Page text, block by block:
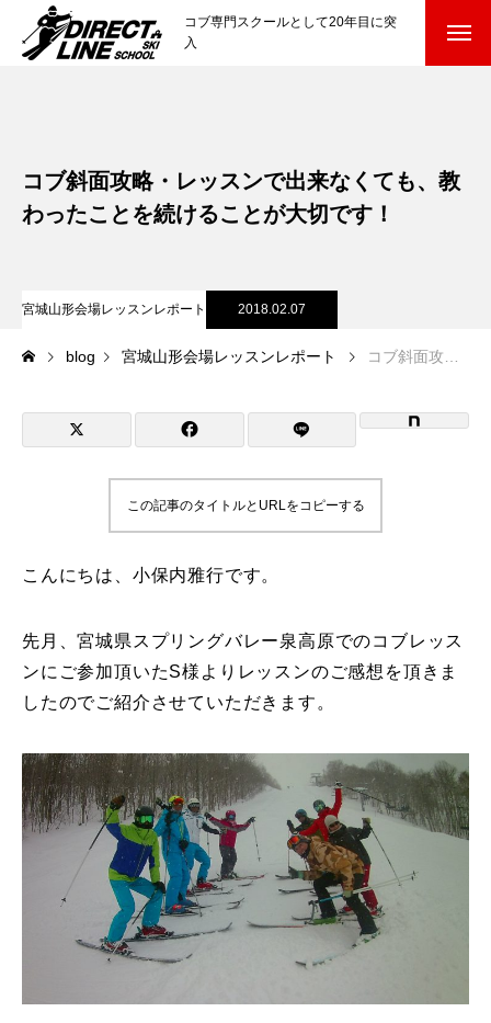
コブ専門スクールとして20年目に突
入
参加までの流れ
参加費のお支払い
各会場の集合場所
スキー場から選ぶ Ski Area
鷲ヶ岳＆高鷲スノーパーク
宮城山形
岩手高原
白馬五竜FA
レッスンテーマから選ぶ Lesson Theme
初級1
中級1
コブ斜面攻略・レッスンで出来なくても、教
わったことを続けることが大切です！
宮城山形会場レッスンレポート 2018.02.07
blog 宮城山形会場レッスンレポート コブ斜面攻略・レッスンで出来なくても、教わったことを続けることが大切です！
この記事のタイトルとURLをコピーする
こんにちは、小保内雅行です。
先月、宮城県スプリングバレー泉高原でのコブレッス
ンにご参加頂いたS様よりレッスンのご感想を頂きま
したのでご紹介させていただきます。